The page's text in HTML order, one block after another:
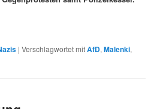
|Verschlagwortet mitAfD,Malenki,